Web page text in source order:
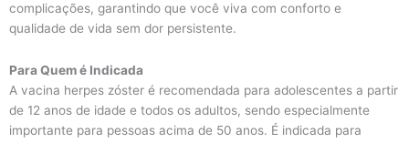
complicações, garantindo que você viva com conforto e
qualidade de vida sem dor persistente.
Para Quem é Indicada
A vacina herpes zóster é recomendada para adolescentes a partir
de 12 anos de idade e todos os adultos, sendo especialmente
importante para pessoas acima de 50 anos. É indicada para